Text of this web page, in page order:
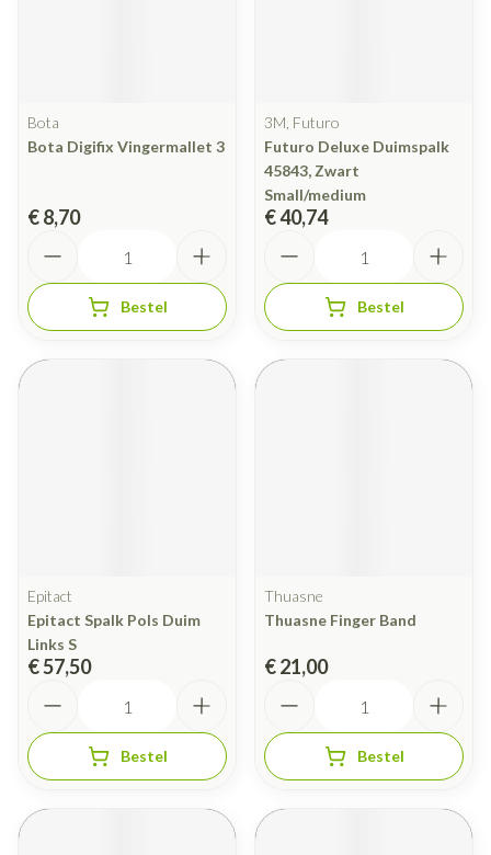
Bota
Bota Digifix Vingermallet 3
€ 8,70
Bestel
3M, Futuro
Futuro Deluxe Duimspalk
45843, Zwart
Small/medium
€ 40,74
Bestel
Epitact
Epitact Spalk Pols Duim
Links S
€ 57,50
Bestel
Thuasne
Thuasne Finger Band
€ 21,00
Bestel